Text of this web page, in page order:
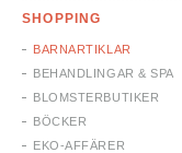
SHOPPING
BARNARTIKLAR
BEHANDLINGAR & SPA
BLOMSTERBUTIKER
BÖCKER
EKO-AFFÄRER